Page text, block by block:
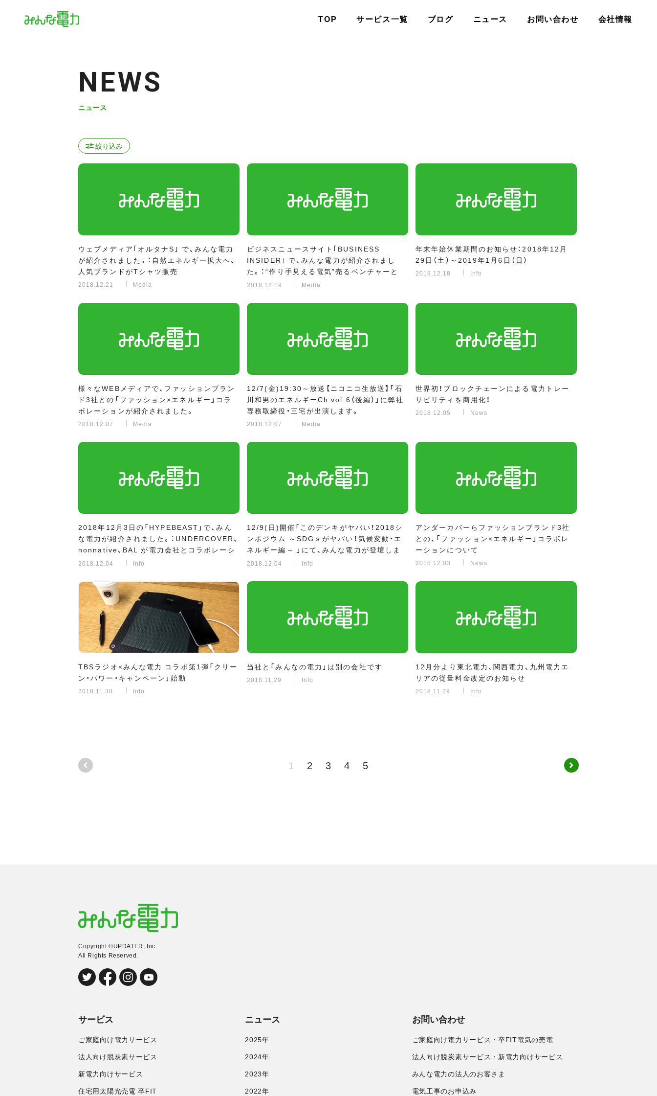
TOP サービス一覧 ブログ ニュース お問い合わせ 会社情報
NEWS
ニュース
絞り込み
ウェブメディア｢オルタナS｣ で、みんな電力
が紹介されました。：自然エネルギー拡大へ、
人気ブランドがTシャツ販売
2018.12.21 Media
ビジネスニュースサイト｢BUSINESS
INSIDER｣ で、みんな電力が紹介されまし
た。：“作り手見える電気”売るベンチャーと
ZOZO・ブランドがコラボできた理由
2018.12.19 Media
年末年始休業期間のお知らせ：2018年12月
29日（土）～2019年1月6日（日）
2018.12.18 Info
様々なWEBメディアで、ファッションブラン
ド3社との「ファッション×エネルギー」コラ
ボレーションが紹介されました。
2018.12.07 Media
12/7(金)19:30～放送【ニコニコ生放送】「石
川和男のエネルギーCh vol.6（後編）」に弊社
専務取締役・三宅が出演します。
2018.12.07 Media
世界初！ブロックチェーンによる電力トレー
サビリティを商用化！
2018.12.05 News
2018年12月3日の「HYPEBEAST」で、みん
な電力が紹介されました。：UNDERCOVER、
nonnative、BAL が電力会社とコラボレーシ
ョン 再生可能エネルギーを供給する電力会
ッション x エネルギー”の新たなムーブメン
2018.12.04 Info
12/9(日)開催「このデンキがヤバい！2018シ
ンポジウム ～SDGｓがヤバい！気候変動・エ
ネルギー編～ 」にて、みんな電力が登壇しま
す。
2018.12.04 Info
アンダーカバーらファッションブランド3社
との、「ファッション×エネルギー」コラボレ
ーションについて
2018.12.03 News
TBSラジオ×みんな電力 コラボ第1弾「クリー
ン・パワー・キャンペーン」始動
2018.11.30 Info
当社と「みんなの電力」は別の会社です
2018.11.29 Info
12月分より東北電力、関西電力、九州電力エ
リアの従量料金改定のお知らせ
2018.11.29 Info
1 2 3 4 5
Copyright ©UPDATER, Inc.
All Rights Reserved.
サービス
ご家庭向け電力サービス
法人向け脱炭素サービス
新電力向けサービス
住宅用太陽光売電 卒FIT
ニュース
2025年
2024年
2023年
2022年
お問い合わせ
ご家庭向け電力サービス・卒FIT電気の売電
法人向け脱炭素サービス・新電力向けサービス
みんな電力の法人のお客さま
電気工事のお申込み